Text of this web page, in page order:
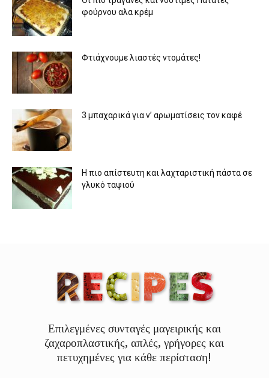
φούρνου αλα κρέμ
Φτιάχνουμε λιαστές ντομάτες!
3 μπαχαρικά για ν’ αρωματίσεις τον καφέ
Η πιο απίστευτη και λαχταριστική πάστα σε
γλυκό ταψιού
Επιλεγμένες συνταγές μαγειρικής και
ζαχαροπλαστικής, απλές, γρήγορες και
πετυχημένες για κάθε περίσταση!